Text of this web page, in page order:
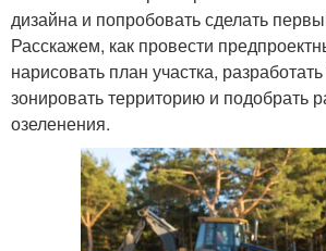
дизайна и попробовать сделать
Расскажем, как провести
нарисовать план участка,
зонировать территорию и подобрать
озеленения.